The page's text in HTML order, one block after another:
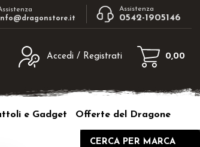
Assistenza
0542-1905146
Accedi / Registrati
sito clicca sul pulsante "Registrati"
0,00
e Gadget Offerte del Dragone
CERCA PER MARCA